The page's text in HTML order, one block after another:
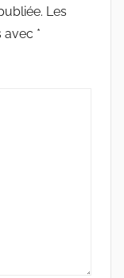
Les
avec *